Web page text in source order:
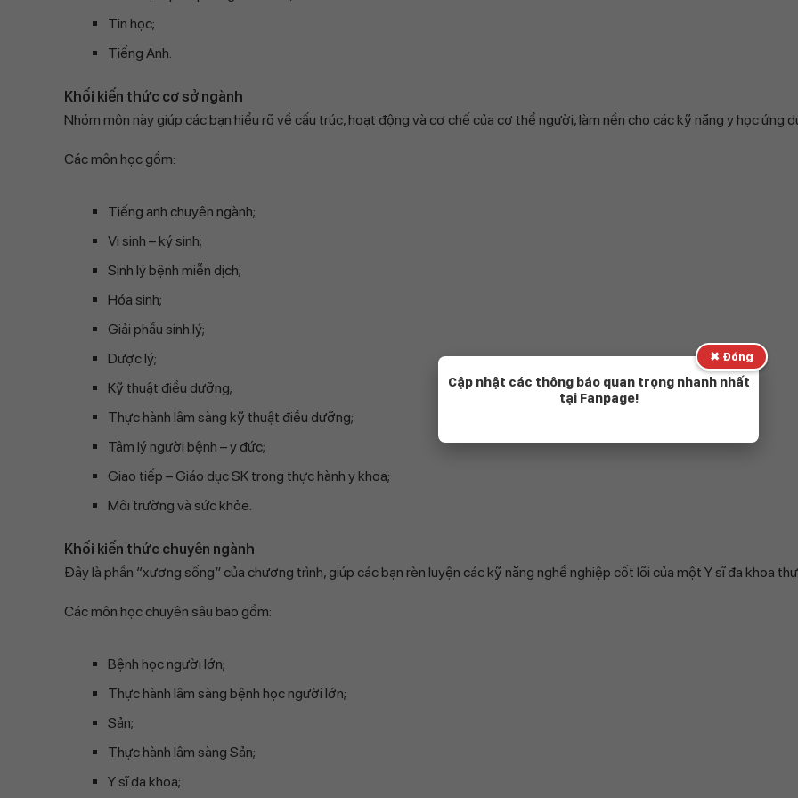
Tin học;
Tiếng Anh.
Khối kiến thức cơ sở ngành
Nhóm môn này giúp các bạn hiểu rõ về cấu trúc, hoạt động và cơ chế của cơ thể người, làm nền cho các kỹ năng y học ứng
Các môn học gồm:
Tiếng anh chuyên ngành;
Vi sinh – ký sinh;
Sinh lý bệnh miễn dịch;
Hóa sinh;
Giải phẫu sinh lý;
Dược lý;
Kỹ thuật điều dưỡng;
Thực hành lâm sàng kỹ thuật điều dưỡng;
Tâm lý người bệnh – y đức;
Giao tiếp – Giáo dục SK trong thực hành y khoa;
Môi trường và sức khỏe.
Khối kiến thức chuyên ngành
Đây là phần “xương sống” của chương trình, giúp các bạn rèn luyện các kỹ năng nghề nghiệp cốt lõi của một Y sĩ đa khoa
Các môn học chuyên sâu bao gồm:
Bệnh học người lớn;
Thực hành lâm sàng bệnh học người lớn;
Sản;
Thực hành lâm sàng Sản;
Y sĩ đa khoa;
✖ Đóng
Cập nhật các thông báo quan trọng nhanh nhất
tại Fanpage!